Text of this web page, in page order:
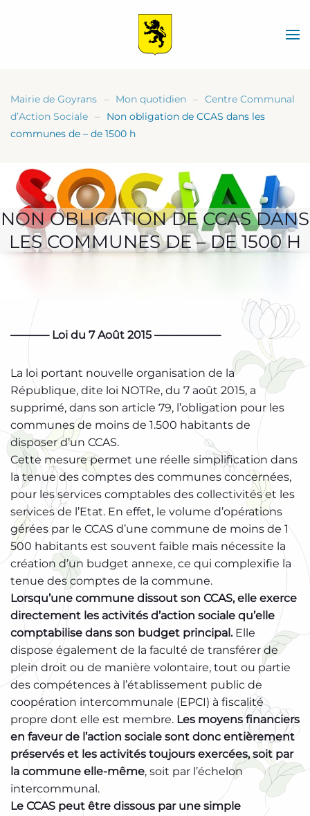
Mairie de Goyrans Mon quotidien
Centre Communal
d’Action Sociale
Non obligation de CCAS dans les
communes de – de 1500 h
NON OBLIGATION DE CCAS DANS
LES COMMUNES DE – DE 1500 H
———– Loi du 7 Août 2015 ——————
La loi portant nouvelle organisation de la
République, dite loi NOTRe, du 7 août 2015, a
supprimé, dans son article 79, l’obligation pour les
communes de moins de 1.500 habitants de
disposer d’un CCAS.
Cette mesure permet une réelle simplification dans
la tenue des comptes des communes concernées,
pour les services comptables des collectivités et les
services de l’Etat. En effet, le volume d’opérations
gérées par le CCAS d’une commune de moins de 1
500 habitants est souvent faible mais nécessite la
création d’un budget annexe, ce qui complexifie la
tenue des comptes de la commune.
Lorsqu’une commune dissout son CCAS, elle exerce
directement les activités d’action sociale qu’elle
comptabilise dans son budget principal.Elle
dispose également de la faculté de transférer de
plein droit ou de manière volontaire, tout ou partie
des compétences à l’établissement public de
coopération intercommunale (EPCI) à fiscalité
propre dont elle est membre. Les moyens financiers
en faveur de l’action sociale sont donc entièrement
préservés et les activités toujours exercées, soit par
la commune elle-même, soit par l’échelon
intercommunal.
Le CCAS peut être dissous par une simple